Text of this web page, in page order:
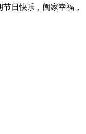
节日快乐，阖家幸福，